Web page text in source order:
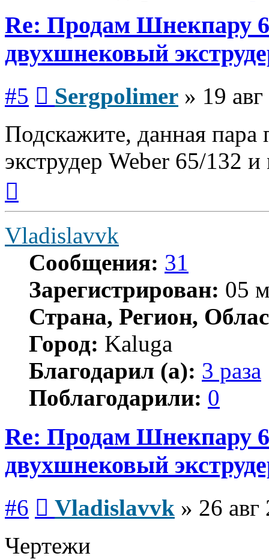
Re: Продам Шнекпару
двухшнековый
#5 Sergpolimer » 19
Подскажите, данная пара
экструдер Weber 65/132
началу
Vladislavvk
Сообщения: 31
Зарегистрирован: 05
Страна, Регион,
Город: Kaluga
Благодарил (а): 3 раза
Поблагодарили: 0
Re: Продам Шнекпару
двухшнековый
#6 Vladislavvk » 26
Чертежи